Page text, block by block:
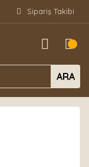
Sipariş Takibi
ARA